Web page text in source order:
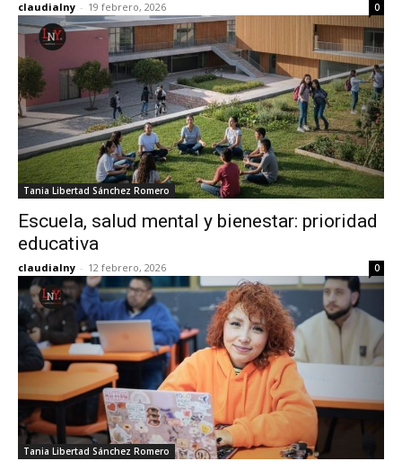
claudialny - 19 febrero, 2026 0
Tania Libertad Sánchez Romero
Escuela, salud mental y bienestar: prioridad
educativa
claudialny - 12 febrero, 2026 0
Tania Libertad Sánchez Romero